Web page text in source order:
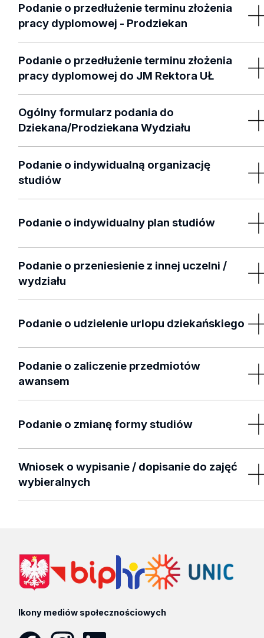
studiów
Podanie o przedłużenie terminu złożenia
pracy dyplomowej - Prodziekan
- Prodziekan
Podanie o przedłużenie terminu złożenia
pracy dyplomowej do JM Rektora UŁ
do JM Rektora UŁ
Ogólny formularz podania do
Dziekana/Prodziekana Wydziału
Podanie o indywidualną organizację
studiów
Podanie o indywidualny plan studiów
Podanie o przeniesienie z innej uczelni /
wydziału
Podanie o udzielenie urlopu dziekańskiego
Podanie o zaliczenie przedmiotów
awansem
Podanie o zmianę formy studiów
Wniosek o wypisanie / dopisanie do zajęć
wybieralnych
Ikony mediów społecznościowych